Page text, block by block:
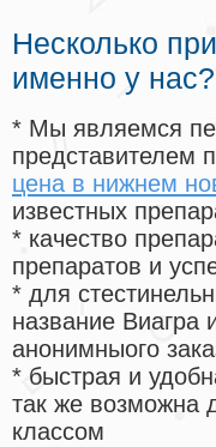
Несколько
именно у нас?
* Мы являемся
представителем
цена в нижнем
известных
* качество
препаратов и
* для
название Виагра
анонимныого
* быстрая и
так же возможна
классом